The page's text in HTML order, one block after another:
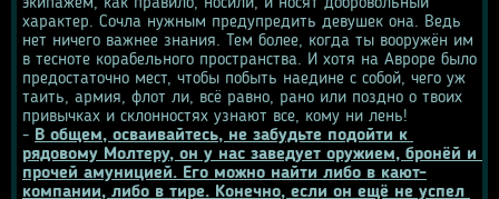
характер. Сочла нужным предупредить девушек она. Ведь
нет ничего важнее знания. Тем более, когда ты вооружён им
в тесноте корабельного пространства. И хотя на Авроре было
предостаточно мест, чтобы побыть наедине с собой, чего уж
таить, армия, флот ли, всё равно, рано или поздно о твоих
привычках и склонностях узнают все, кому ни лень!
- В общем, осваивайтесь, не забудьте подойти к
рядовому Молтеру, он у нас заведует оружием, бронёй и
прочей амуницией. Его можно найти либо в кают-
компании, либо в тире. Конечно, если он ещё не успел